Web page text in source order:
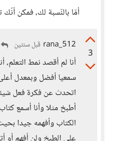
أمّا بالنّسبة لك، فمكن
3
rana_512 قبل سنتين
أنا لم أقصد نمط التعلم،
سمعيا أفضل وبمعدل
اتحدث عن فكرة فعل
أطبخ مثلا وأنا أسمع
الكتاب وأفهمه جيدا